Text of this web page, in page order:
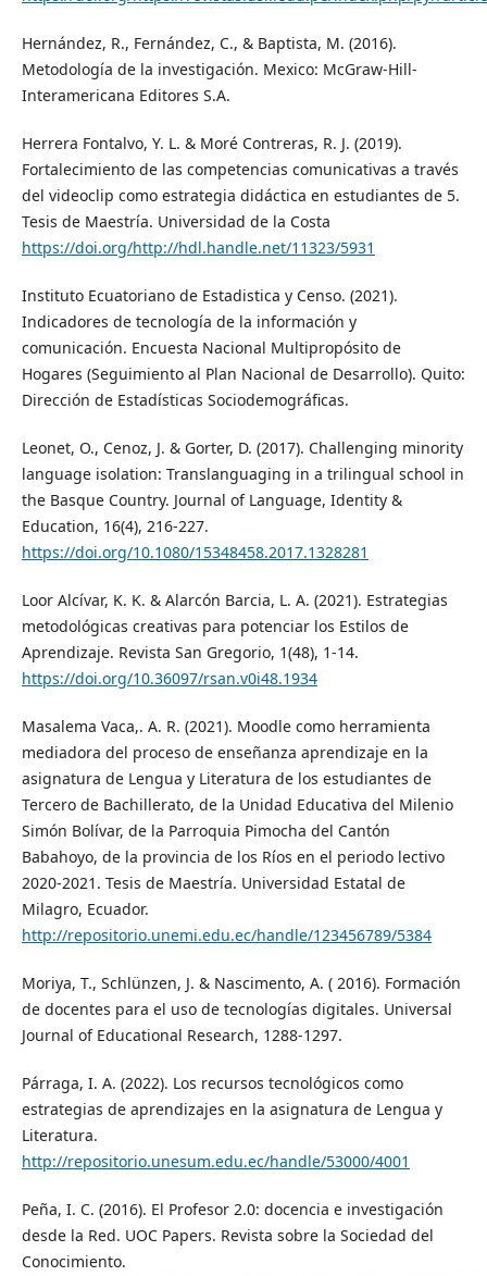
Hernández, R., Fernández, C., & Baptista, M. (2016).
Metodología de la investigación. Mexico: McGraw-Hill-
Interamericana Editores S.A.
Herrera Fontalvo, Y. L. & Moré Contreras, R. J. (2019).
Fortalecimiento de las competencias comunicativas a través
del videoclip como estrategia didáctica en estudiantes de 5.
Tesis de Maestría. Universidad de la Costa
https://doi.org/http://hdl.handle.net/11323/5931
Instituto Ecuatoriano de Estadistica y Censo. (2021).
Indicadores de tecnología de la información y
comunicación. Encuesta Nacional Multipropósito de
Hogares (Seguimiento al Plan Nacional de Desarrollo). Quito:
Dirección de Estadísticas Sociodemográficas.
Leonet, O., Cenoz, J. & Gorter, D. (2017). Challenging minority
language isolation: Translanguaging in a trilingual school in
the Basque Country. Journal of Language, Identity &
Education, 16(4), 216-227.
https://doi.org/10.1080/15348458.2017.1328281
Loor Alcívar, K. K. & Alarcón Barcia, L. A. (2021). Estrategias
metodológicas creativas para potenciar los Estilos de
Aprendizaje. Revista San Gregorio, 1(48), 1-14.
https://doi.org/10.36097/rsan.v0i48.1934
Masalema Vaca,. A. R. (2021). Moodle como herramienta
mediadora del proceso de enseñanza aprendizaje en la
asignatura de Lengua y Literatura de los estudiantes de
Tercero de Bachillerato, de la Unidad Educativa del Milenio
Simón Bolívar, de la Parroquia Pimocha del Cantón
Babahoyo, de la provincia de los Ríos en el periodo lectivo
2020-2021. Tesis de Maestría. Universidad Estatal de
Milagro, Ecuador.
http://repositorio.unemi.edu.ec/handle/123456789/5384
Moriya, T., Schlünzen, J. & Nascimento, A. ( 2016). Formación
de docentes para el uso de tecnologías digitales. Universal
Journal of Educational Research, 1288-1297.
Párraga, I. A. (2022). Los recursos tecnológicos como
estrategias de aprendizajes en la asignatura de Lengua y
Literatura.
http://repositorio.unesum.edu.ec/handle/53000/4001
Peña, I. C. (2016). El Profesor 2.0: docencia e investigación
desde la Red. UOC Papers. Revista sobre la Sociedad del
Conocimiento.